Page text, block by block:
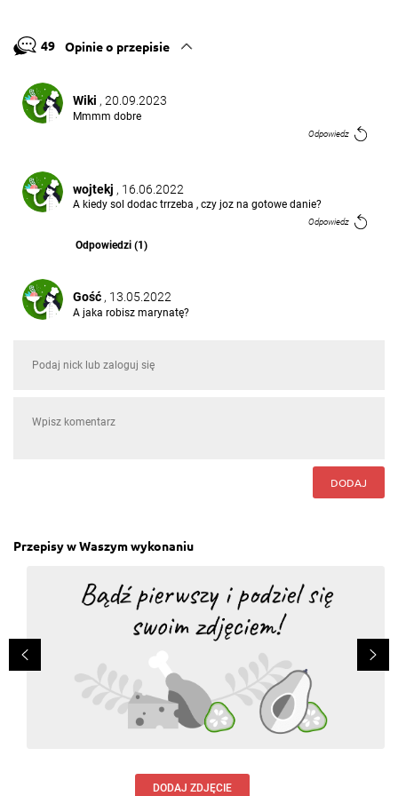
49 Opinie o przepisie
Wiki , 20.09.2023
Mmmm dobre
Odpowiedz
wojtekj , 16.06.2022
A kiedy sol dodac trrzeba , czy joz na gotowe danie?
Odpowiedz
Odpowiedzi (1)
Gość , 13.05.2022
A jaka robisz marynatę?
oliwie (nie opruszonej jeszcze niczym) posypuję ją
daję poszatkowany czosnek, wtedy mi się nie spala.
wody sprawdzam, czasem uzupełniam jeżeli
Odpowiedz
przyprawach, ziołach oraz czosnek. Sama robię
marynatę i przechowuje mięso w lodówce 12
godzin.Po tym czasie dopiero kroje mięso na kotlety
lub piekę w całości.Mięsko wyśmienite i soczyste w
środku.Polecam
DODAJ
Przepisy w Waszym wykonaniu
DODAJ ZDJĘCIE